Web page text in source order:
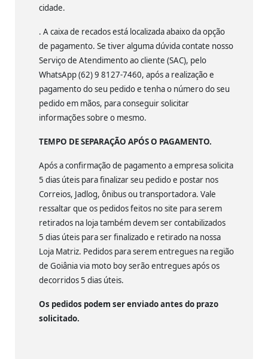
cidade.
. A caixa de recados está localizada abaixo da opção
de pagamento. Se tiver alguma dúvida contate nosso
Serviço de Atendimento ao cliente (SAC), pelo
WhatsApp (62) 9 8127-7460, após a realização e
pagamento do seu pedido e tenha o número do seu
pedido em mãos, para conseguir solicitar
informações sobre o mesmo.
TEMPO DE SEPARAÇÃO APÓS O PAGAMENTO.
Após a confirmação de pagamento a empresa solicita
5 dias úteis para finalizar seu pedido e postar nos
Correios, Jadlog, ônibus ou transportadora. Vale
ressaltar que os pedidos feitos no site para serem
retirados na loja também devem ser contabilizados
5 dias úteis para ser finalizado e retirado na nossa
Loja Matriz. Pedidos para serem entregues na região
de Goiânia via moto boy serão entregues após os
decorridos 5 dias úteis.
Os pedidos podem ser enviado antes do prazo
solicitado.